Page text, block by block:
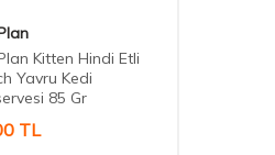
Kitten Hindi Etli
Yavru Kedi
85 Gr
TL